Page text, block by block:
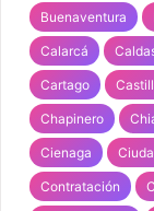
Buenaventura
Calarcá
Cartago
Chapinero
Cienaga
Contratación